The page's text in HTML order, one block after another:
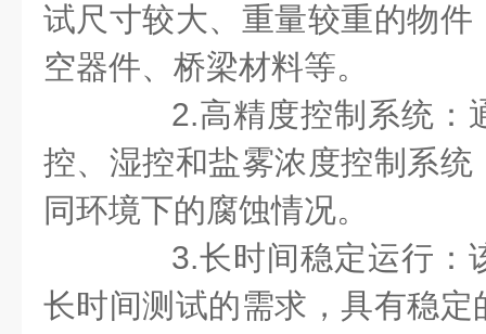
试尺寸较大、重量较重的物
空器件、桥梁材料等。
2.高精度控制系统：
控、湿控和盐雾浓度控制系
同环境下的腐蚀情况。
3.长时间稳定运行：
长时间测试的需求，具有稳